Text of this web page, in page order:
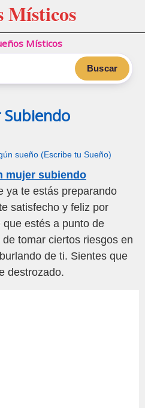
Místicos
Místicos
Buscar
sueño (Escribe tu Sueño)
mujer subiendo
ya te estás preparando
satisfecho y feliz por
estés a punto de
tomar ciertos riesgos en
de ti. Sientes que
destrozado.